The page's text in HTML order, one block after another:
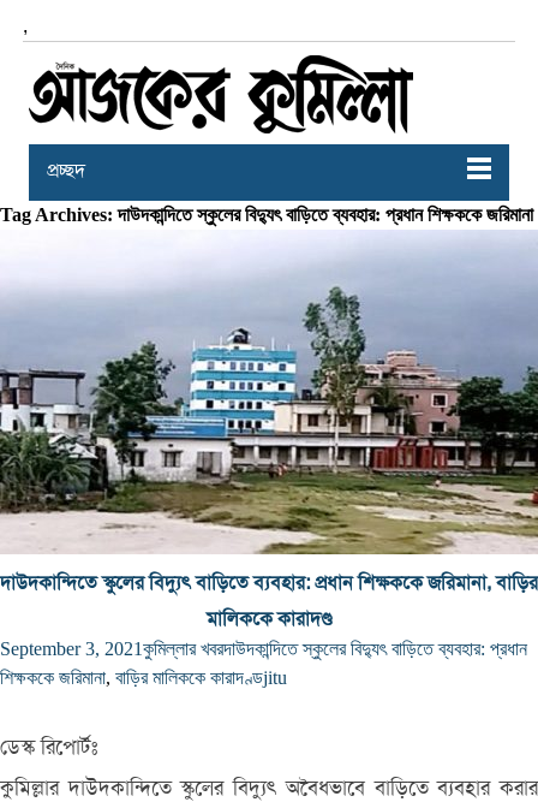
,
প্রচ্ছদ
Tag Archives: দাউদকান্দিতে স্কুলের বিদ্যুৎ বাড়িতে ব্যবহার: প্রধান শিক্ষককে জরিমানা
দাউদকান্দিতে স্কুলের বিদ্যুৎ বাড়িতে ব্যবহার: প্রধান শিক্ষককে জরিমানা, বাড়ির
মালিককে কারাদণ্ড
September 3, 2021কুমিল্লার খবরদাউদকান্দিতে স্কুলের বিদ্যুৎ বাড়িতে ব্যবহার: প্রধান
শিক্ষককে জরিমানা, বাড়ির মালিককে কারাদণ্ডjitu
ডেস্ক রিপোর্টঃ
কুমিল্লার দাউদকান্দিতে স্কুলের বিদ্যুৎ অবৈধভাবে বাড়িতে ব্যবহার করার